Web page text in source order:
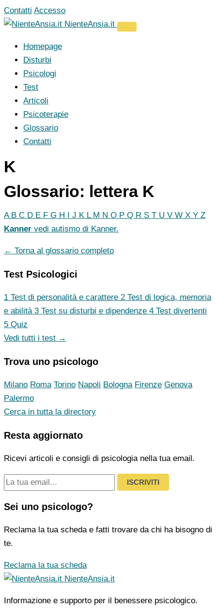
Vai
al
Contatti Accesso
NienteAnsia.it
Homepage
Disturbi
Psicologi
Test
Articoli
Psicoterapie
Glossario
Contatti
K
Glossario: lettera K
A B C D E F G H J K L M N O P Q R S T U V W X Y Z
Kanner vedi autismo di Kanner.
← Torna al glossario completo
Test Psicologici
1 Test di personalità e carattere 2 Test di logica, memoria
e abilità 3 Test su disturbi e dipendenze 4 Test divertenti
5 Quiz
Vedi tutti i test →
Trova uno psicologo
Milano Roma Torino Napoli Bologna Firenze Genova
Palermo
Cerca in tutta la directory
Resta aggiornato
Ricevi articoli e consigli di psicologia nella tua email.
ISCRIVITI
Sei uno psicologo?
Reclama la tua scheda e fatti trovare da chi ha bisogno di
te.
Reclama la tua scheda
NienteAnsia.it
Informazione e supporto per il benessere psicologico.